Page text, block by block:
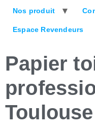
Nos produit
Espace Revendeurs
Papier
Toulouse